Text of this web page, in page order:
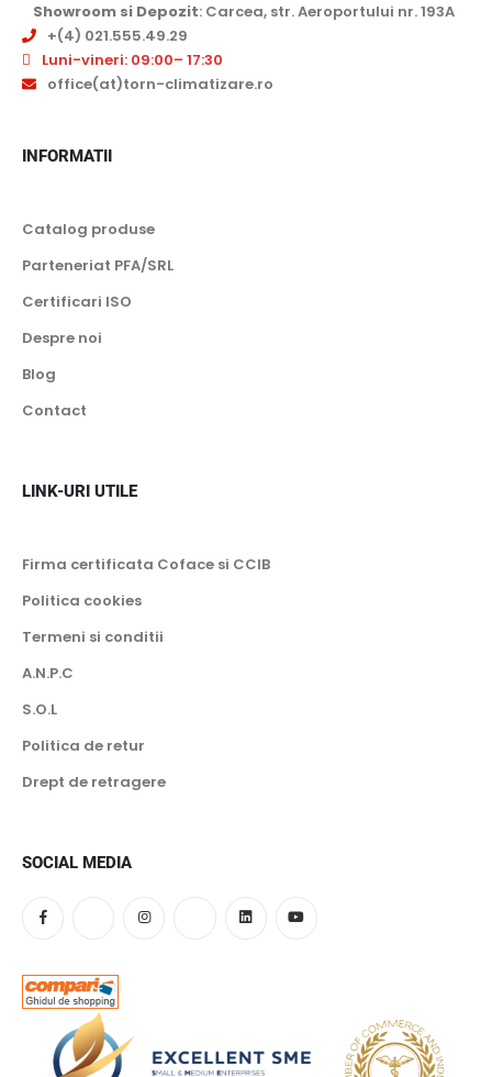
Showroom si Depozit: Carcea, str. Aeroportului nr. 193A
+(4) 021.555.49.29
Luni-vineri: 09:00– 17:30
office(at)torn-climatizare.ro
INFORMATII
Catalog produse
Parteneriat PFA/SRL
Certificari ISO
Despre noi
Blog
Contact
LINK-URI UTILE
Firma certificata Coface si CCIB
Politica cookies
Termeni si conditii
A.N.P.C
S.O.L
Politica de retur
Drept de retragere
SOCIAL MEDIA